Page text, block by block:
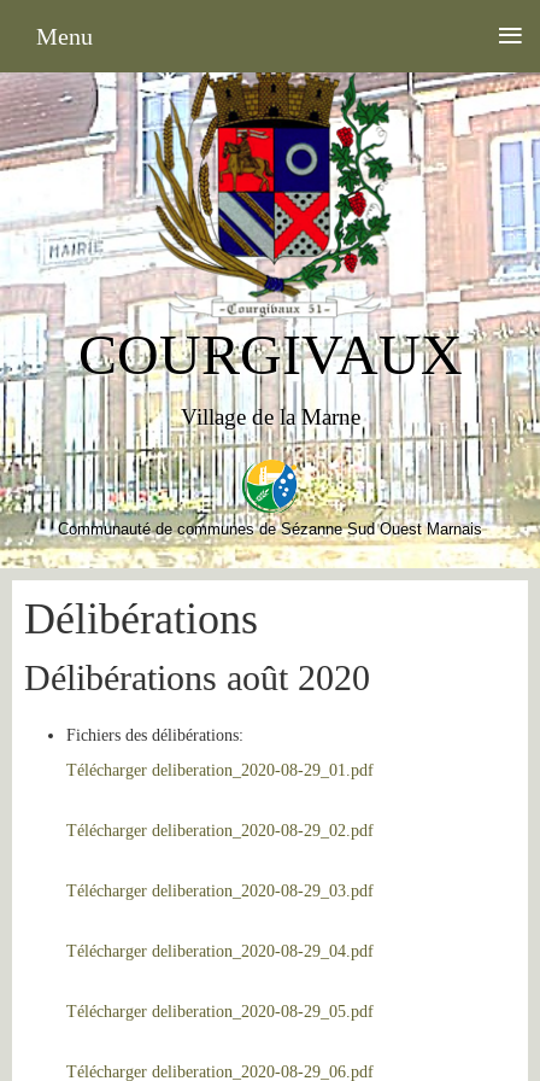
COURGIVAUX
Village de la Marne
Communauté de communes de Sézanne Sud Ouest Marnais
Délibérations
Délibérations août 2020
Fichiers des délibérations:
Télécharger deliberation_2020-08-29_01.pdf
Télécharger deliberation_2020-08-29_02.pdf
Télécharger deliberation_2020-08-29_03.pdf
Télécharger deliberation_2020-08-29_04.pdf
Télécharger deliberation_2020-08-29_05.pdf
Télécharger deliberation_2020-08-29_06.pdf
Menu ≡